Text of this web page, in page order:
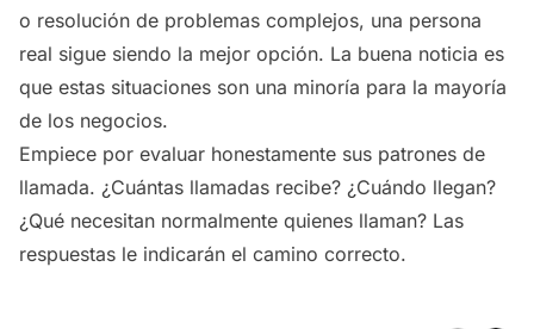
o resolución de problemas complejos, una persona
real sigue siendo la mejor opción. La buena noticia es
que estas situaciones son una minoría para la mayoría
de los negocios.
Empiece por evaluar honestamente sus patrones de
llamada. ¿Cuántas llamadas recibe? ¿Cuándo llegan?
¿Qué necesitan normalmente quienes llaman? Las
respuestas le indicarán el camino correcto.